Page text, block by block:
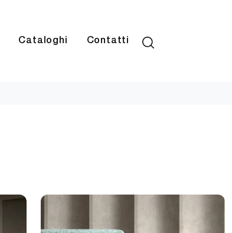
Cataloghi Contatti